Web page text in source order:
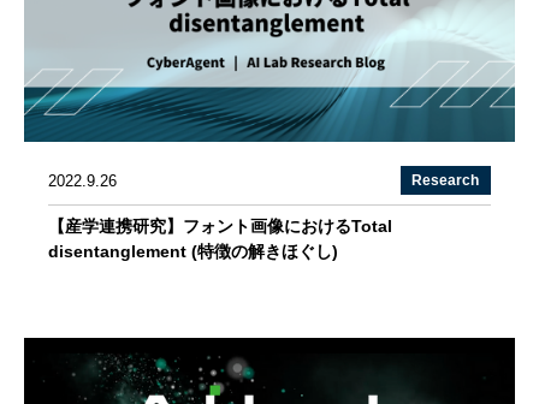
2022.9.26 Research
【産学連携研究】フォント画像におけるTotal
disentanglement (特徴の解きほぐし)